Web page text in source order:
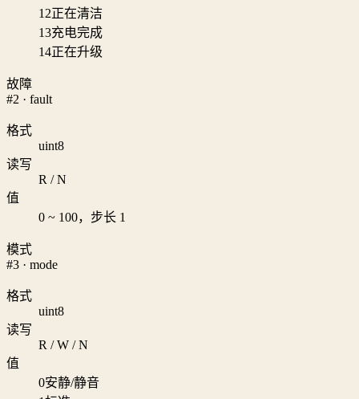
12正在清洁
13充电完成
14正在升级
故障
#2 · fault
格式
uint8
读写
R / N
值
0 ~ 100，步长 1
模式
#3 · mode
格式
uint8
读写
R / W / N
值
0安静/静音